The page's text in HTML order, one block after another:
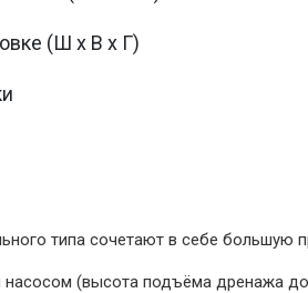
(Ш х В х Г)
типа сочетают в себе большую
(высота подъёма дренажа